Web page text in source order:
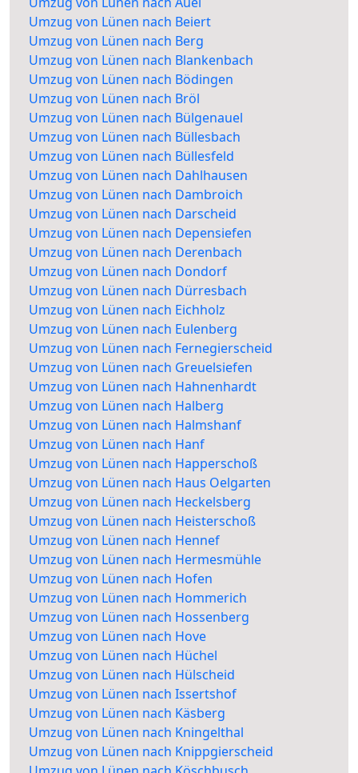
Umzug von Lünen nach Beiert
Umzug von Lünen nach Berg
Umzug von Lünen nach Blankenbach
Umzug von Lünen nach Bödingen
Umzug von Lünen nach Bröl
Umzug von Lünen nach Bülgenauel
Umzug von Lünen nach Büllesbach
Umzug von Lünen nach Büllesfeld
Umzug von Lünen nach Dahlhausen
Umzug von Lünen nach Dambroich
Umzug von Lünen nach Darscheid
Umzug von Lünen nach Depensiefen
Umzug von Lünen nach Derenbach
Umzug von Lünen nach Dondorf
Umzug von Lünen nach Dürresbach
Umzug von Lünen nach Eichholz
Umzug von Lünen nach Eulenberg
Umzug von Lünen nach Fernegierscheid
Umzug von Lünen nach Greuelsiefen
Umzug von Lünen nach Hahnenhardt
Umzug von Lünen nach Halberg
Umzug von Lünen nach Halmshanf
Umzug von Lünen nach Hanf
Umzug von Lünen nach Happerschoß
Umzug von Lünen nach Haus Oelgarten
Umzug von Lünen nach Heckelsberg
Umzug von Lünen nach Heisterschoß
Umzug von Lünen nach Hennef
Umzug von Lünen nach Hermesmühle
Umzug von Lünen nach Hofen
Umzug von Lünen nach Hommerich
Umzug von Lünen nach Hossenberg
Umzug von Lünen nach Hove
Umzug von Lünen nach Hüchel
Umzug von Lünen nach Hülscheid
Umzug von Lünen nach Issertshof
Umzug von Lünen nach Käsberg
Umzug von Lünen nach Kningelthal
Umzug von Lünen nach Knippgierscheid